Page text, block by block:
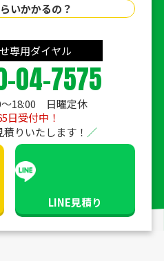
いかかるの？
専用ダイヤル
04-7575
〜18:00 日曜定休
日受付中！
りいたします！
LINE見積り